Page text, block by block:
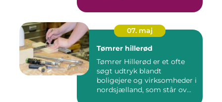
07. maj
Tømrer hillerød
Tømrer Hillerød er et ofte
søgt udtryk blandt
boligejere og virksomheder i
nordsjælland, som står ov...